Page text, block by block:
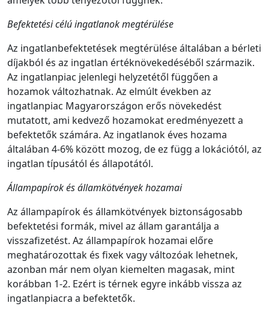
Befektetési célú ingatlanok megtérülése
Az ingatlanbefektetések megtérülése általában a bérleti
díjakból és az ingatlan értéknövekedéséből származik.
Az ingatlanpiac jelenlegi helyzetétől függően a
hozamok változhatnak. Az elmúlt években az
ingatlanpiac Magyarországon erős növekedést
mutatott, ami kedvező hozamokat eredményezett a
befektetők számára. Az ingatlanok éves hozama
általában 4-6% között mozog, de ez függ a lokációtól, az
ingatlan típusától és állapotától.
Állampapírok és államkötvények hozamai
Az állampapírok és államkötvények biztonságosabb
befektetési formák, mivel az állam garantálja a
visszafizetést. Az állampapírok hozamai előre
meghatározottak és fixek vagy változóak lehetnek,
azonban már nem olyan kiemelten magasak, mint
korábban 1-2. Ezért is térnek egyre inkább vissza az
ingatlanpiacra a befektetők.